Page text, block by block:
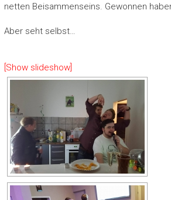
netten Beisammenseins. Gewonnen
Aber seht selbst…
[Show slideshow]